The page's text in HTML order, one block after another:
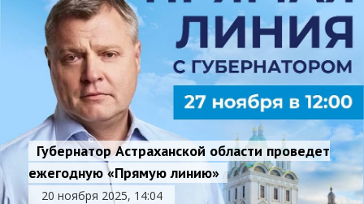
Губернатор Астраханской области проведет
ежегодную «Прямую линию»
20 ноября 2025, 14:04